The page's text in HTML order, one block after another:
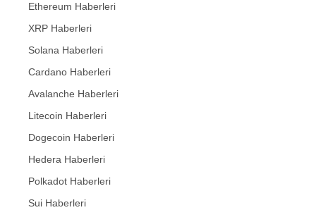
Ethereum Haberleri
XRP Haberleri
Solana Haberleri
Cardano Haberleri
Avalanche Haberleri
Litecoin Haberleri
Dogecoin Haberleri
Hedera Haberleri
Polkadot Haberleri
Sui Haberleri